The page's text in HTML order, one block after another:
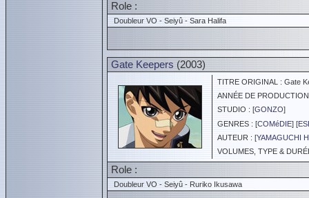
Role :
Doubleur VO - Seiyû - Sara Halifa
Gate Keepers (2003)
TITRE ORIGINAL : Gate
ANNÉE DE
STUDIO : [GONZO]
GENRES : [COMéDIE] [
AUTEUR : [YAMAGUCHI
VOLUMES, TYPE &
Role :
Doubleur VO - Seiyû - Ruriko Ikusawa